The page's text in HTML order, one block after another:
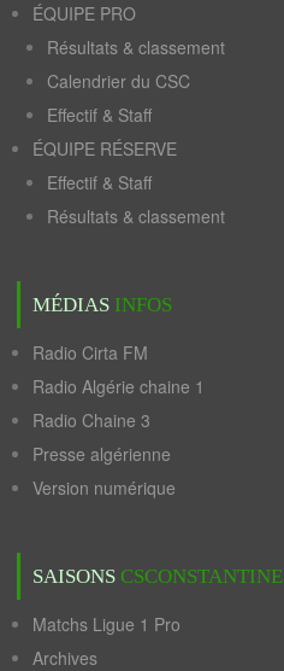
ÉQUIPE PRO
Résultats & classement
Calendrier du CSC
Effectif & Staff
ÉQUIPE RÉSERVE
Effectif & Staff
Résultats & classement
MÉDIAS INFOS
Radio Cirta FM
Radio Algérie chaine 1
Radio Chaine 3
Presse algérienne
Version numérique
SAISONS CSCONSTANTINE
Matchs Ligue 1 Pro
Archives